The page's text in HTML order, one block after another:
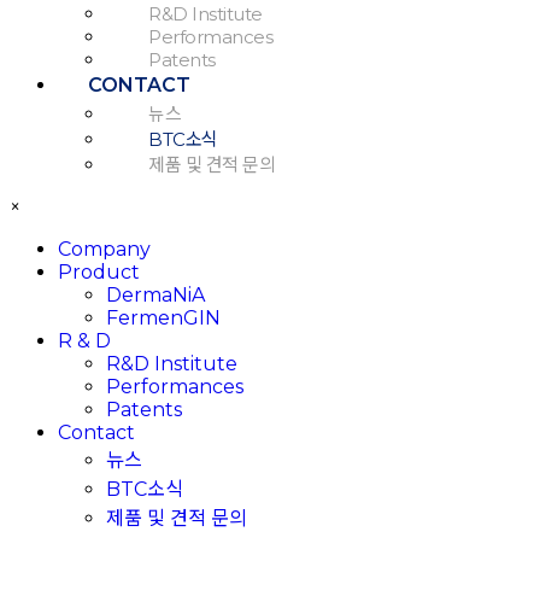
R&D Institute
Performances
Patents
CONTACT
뉴스
BTC소식
제품 및 견적 문의
×
Company
Product
DermaNiA
FermenGIN
R & D
R&D Institute
Performances
Patents
Contact
뉴스
BTC소식
제품 및 견적 문의